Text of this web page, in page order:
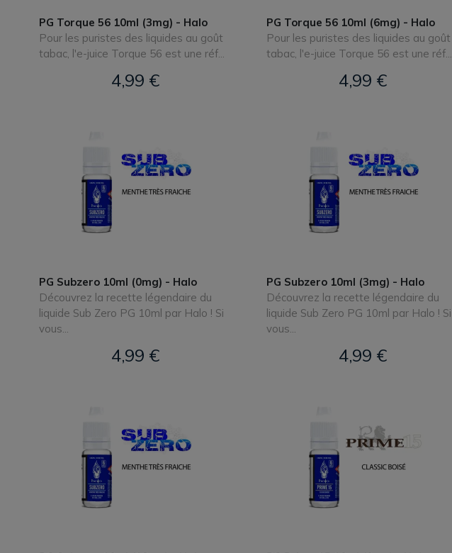
PG Torque 56 10ml (3mg) - Halo
Pour les puristes des liquides au goût
tabac, l'e-juice Torque 56 est une réf...
4,99 €
PG Torque 56 10ml (6mg) - Halo
Pour les puristes des liquides au goût
tabac, l'e-juice Torque 56 est une réf...
4,99 €
PG Subzero 10ml (0mg) - Halo
Découvrez la recette légendaire du
liquide Sub Zero PG 10ml par Halo ! Si
vous...
4,99 €
PG Subzero 10ml (3mg) - Halo
Découvrez la recette légendaire du
liquide Sub Zero PG 10ml par Halo ! Si
vous...
4,99 €